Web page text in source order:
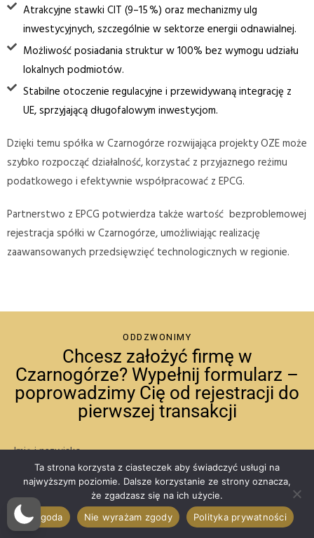
Atrakcyjne stawki CIT (9–15 %) oraz mechanizmy ulg
inwestycyjnych, szczególnie w sektorze energii odnawialnej.
Możliwość posiadania struktur w 100% bez wymogu udziału
lokalnych podmiotów.
Stabilne otoczenie regulacyjne i przewidywaną integrację z
UE, sprzyjającą długofalowym inwestycjom.
Dzięki temu spółka w Czarnogórze rozwijająca projekty OZE może
szybko rozpocząć działalność, korzystać z przyjaznego reżimu
podatkowego i efektywnie współpracować z EPCG.
Partnerstwo z EPCG potwierdza także wartość bezproblemowej
rejestracja spółki w Czarnogórze, umożliwiając realizację
zaawansowanych przedsięwzięć technologicznych w regionie.
ODDZWONIMY
Chcesz założyć firmę w
Czarnogórze? Wypełnij formularz –
poprowadzimy Cię od rejestracji do
pierwszej transakcji
Imię i nazwisko
Email
Ta strona korzysta z ciasteczek aby świadczyć usługi na
najwyższym poziomie. Dalsze korzystanie ze strony oznacza,
że zgadzasz się na ich użycie.
Zgoda
Nie wyrażam zgody Polityka prywatności